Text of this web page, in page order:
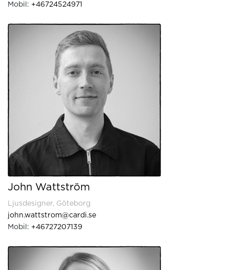
Mobil: +46724524971
John Wattström
Ljusdesigner, Göteborg
john.wattstrom@cardi.se
Mobil: +46727207139